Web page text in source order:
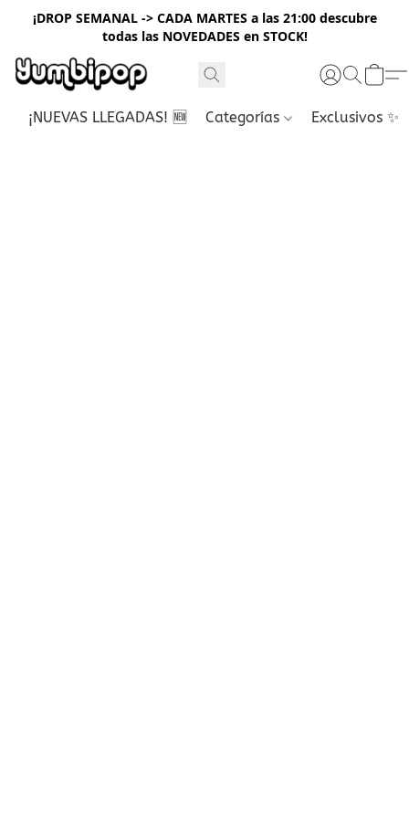
¡DROP SEMANAL -> CADA MARTES a las 21:00 descubre
todas las NOVEDADES en STOCK!
¡NUEVAS LLEGADAS! 🆕 Categorías Exclusivos ✨